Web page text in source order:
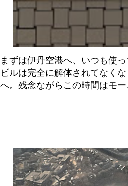
まずは伊丹空港へ、いつも使
ビルは完全に解体されてなく
へ。残念ながらこの時間はモー